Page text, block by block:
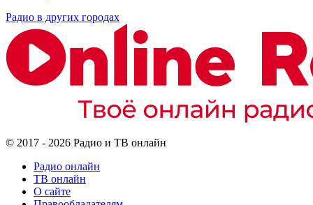
Радио в других городах
© 2017 - 2026 Радио и ТВ онлайн
Радио онлайн
ТВ онлайн
О сайте